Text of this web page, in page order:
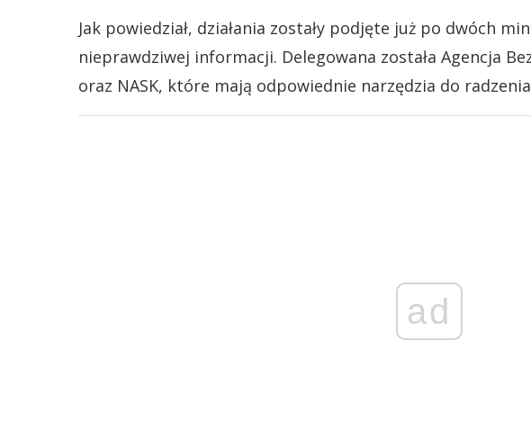
Jak powiedział, działania zostały podjęte już po dwóch
nieprawdziwej informacji. Delegowana została Agencja
oraz NASK, które mają odpowiednie narzędzia do
ad